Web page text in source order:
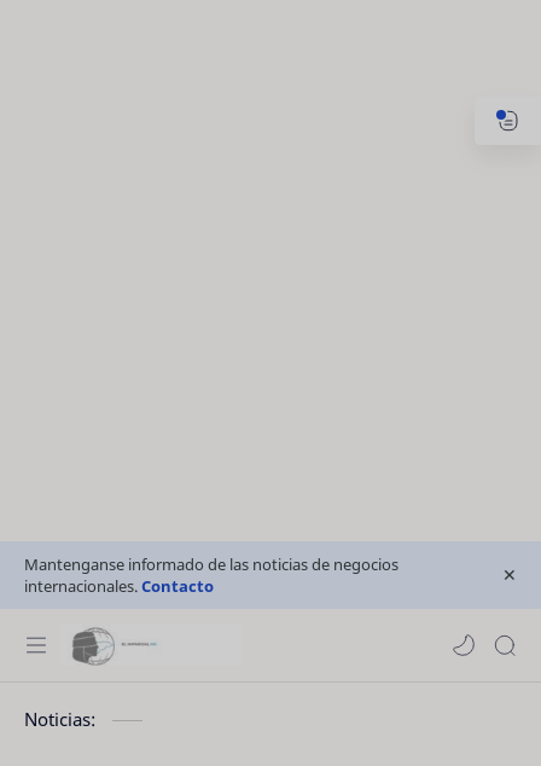
Mantenganse informado de las noticias de negocios
internacionales.Contacto
Noticias: